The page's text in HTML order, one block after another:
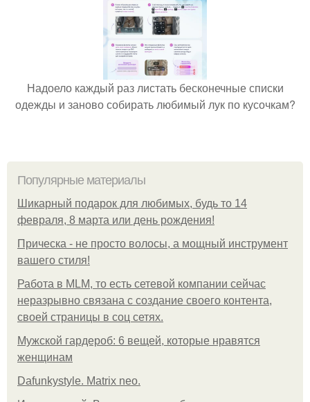
Надоело каждый раз листать бесконечные списки
одежды и заново собирать любимый лук по кусочкам?
Популярные материалы
Шикарный подарок для любимых, будь то 14
февраля, 8 марта или день рождения!
Прическа - не просто волосы, а мощный инструмент
вашего стиля!
Работа в MLM, то есть сетевой компании сейчас
неразрывно связана с создание своего контента,
своей страницы в соц сетях.
Мужской гардероб: 6 вещей, которые нравятся
женщинам
Dafunkystyle. Matrix neo.